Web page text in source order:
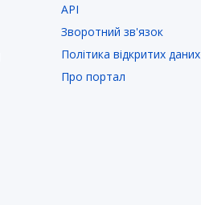
API
Зворотний зв'язок
Політика відкритих даних
Про портал